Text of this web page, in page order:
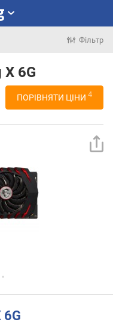
Фільтр
X 6G
ПОРІВНЯТИ ЦІНИ 4
6G